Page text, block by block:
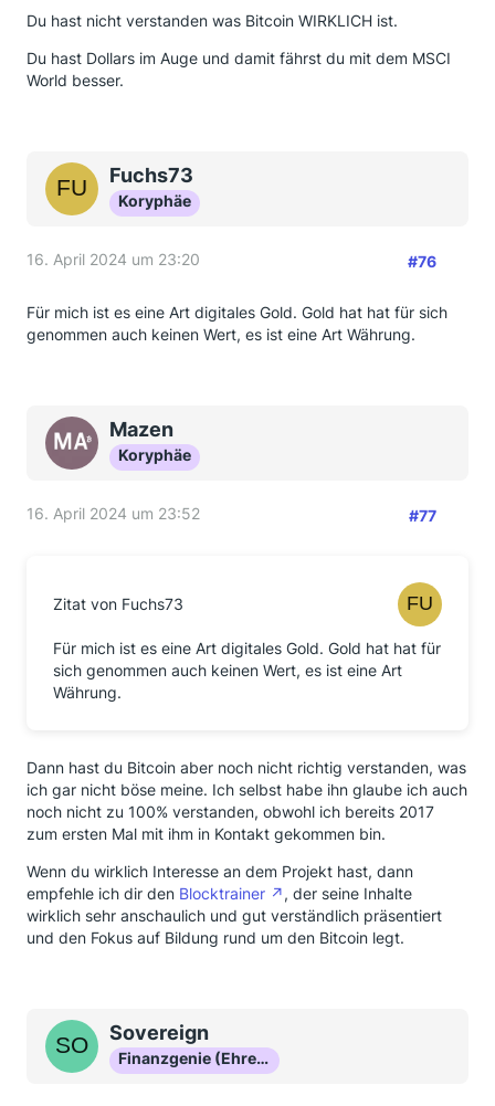
Du hast nicht verstanden was Bitcoin WIRKLICH ist.
Du hast Dollars im Auge und damit fährst du mit dem MSCI
World besser.
Fuchs73
Koryphäe
16. April 2024 um 23:20 #76
Für mich ist es eine Art digitales Gold. Gold hat hat für sich
genommen auch keinen Wert, es ist eine Art Währung.
Mazen
Koryphäe
16. April 2024 um 23:52 #77
Zitat von Fuchs73
Für mich ist es eine Art digitales Gold. Gold hat hat für
sich genommen auch keinen Wert, es ist eine Art
Währung.
Dann hast du Bitcoin aber noch nicht richtig verstanden, was
ich gar nicht böse meine. Ich selbst habe ihn glaube ich auch
noch nicht zu 100% verstanden, obwohl ich bereits 2017
zum ersten Mal mit ihm in Kontakt gekommen bin.
Wenn du wirklich Interesse an dem Projekt hast, dann
empfehle ich dir den Blocktrainer
, der seine Inhalte
wirklich sehr anschaulich und gut verständlich präsentiert
und den Fokus auf Bildung rund um den Bitcoin legt.
Sovereign
Finanzgenie (Ehrenmitglied)